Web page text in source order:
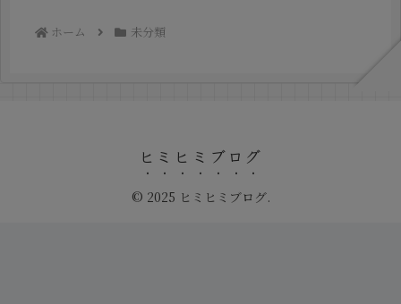
ホーム 未分類
ヒミヒミブログ
© 2025 ヒミヒミブログ.